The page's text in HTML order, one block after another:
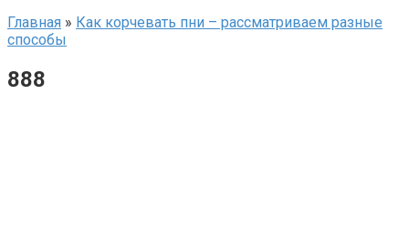
Главная » Как корчевать пни – рассматриваем разные
способы
888